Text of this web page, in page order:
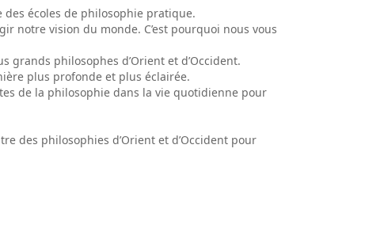
des écoles de philosophie pratique.
notre vision du monde. C’est pourquoi nous vous
philosophes d’Orient et d’Occident.
plus profonde et plus éclairée.
de la philosophie dans la vie quotidienne pour
des philosophies d’Orient et d’Occident pour